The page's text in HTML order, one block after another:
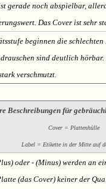
gerade noch abspielbar,
Das Cover ist sehr
beginnen die
sind deutlich
verschmutzt.
Beschreibungen für
Cover = Plattenhülle
Label = Etikette in der Mitte auf
oder - (Minus) werden an
(das Cover) keiner der